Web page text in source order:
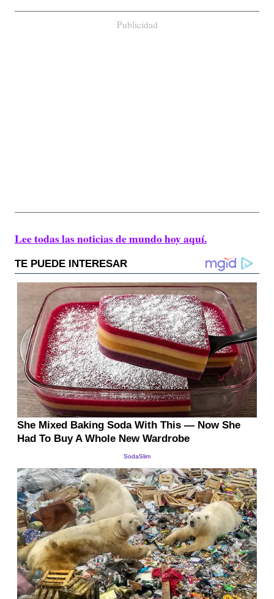
Publicidad
Lee todas las noticias de mundo hoy aquí.